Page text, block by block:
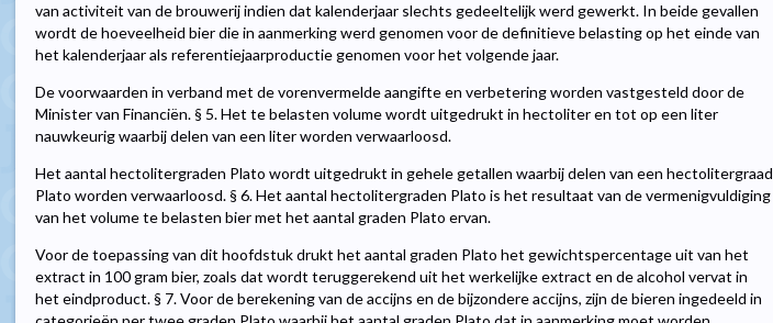
van activiteit van de brouwerij indien dat kalenderjaar slechts gedeeltelijk werd gewerkt. In beide gevallen
wordt de hoeveelheid bier die in aanmerking werd genomen voor de definitieve belasting op het einde van
het kalenderjaar als referentiejaarproductie genomen voor het volgende jaar.
De voorwaarden in verband met de vorenvermelde aangifte en verbetering worden vastgesteld door de
Minister van Financiën. § 5. Het te belasten volume wordt uitgedrukt in hectoliter en tot op een liter
nauwkeurig waarbij delen van een liter worden verwaarloosd.
Het aantal hectolitergraden Plato wordt uitgedrukt in gehele getallen waarbij delen van een hectolitergraad
Plato worden verwaarloosd. § 6. Het aantal hectolitergraden Plato is het resultaat van de vermenigvuldiging
van het volume te belasten bier met het aantal graden Plato ervan.
Voor de toepassing van dit hoofdstuk drukt het aantal graden Plato het gewichtspercentage uit van het
extract in 100 gram bier, zoals dat wordt teruggerekend uit het werkelijke extract en de alcohol vervat in
het eindproduct. § 7. Voor de berekening van de accijns en de bijzondere accijns, zijn de bieren ingedeeld in